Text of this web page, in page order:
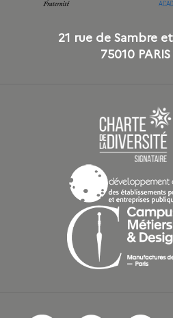
21 rue de Sambre
75010 PARIS